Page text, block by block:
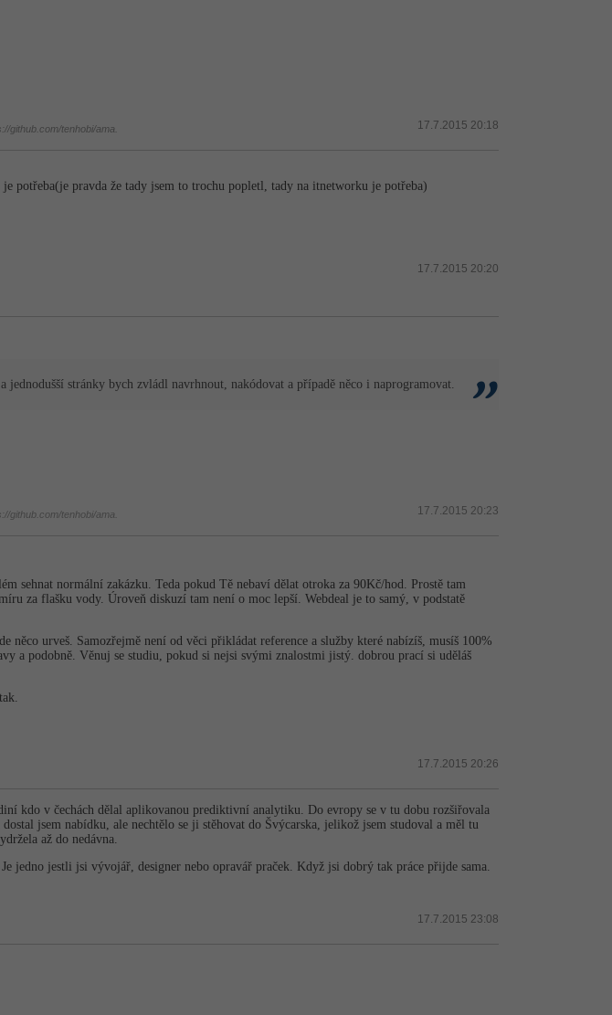
17.7.2015 20:18
github.com/tenhobi/ama.
potřeba(je pravda že tady jsem to trochu popletl, tady na itnetworku je potřeba)
17.7.2015 20:20
stránky bych zvládl navrhnout, nakódovat a případě něco i naprogramovat.
17.7.2015 20:23
github.com/tenhobi/ama.
sehnat normální zakázku. Teda pokud Tě nebaví dělat otroka za 90Kč/hod. Prostě tam
za flašku vody. Úroveň diskuzí tam není o moc lepší. Webdeal je to samý, v podstatě
něco urveš. Samozřejmě není od věci přikládat reference a služby které nabízíš, musíš 100%
a podobně. Věnuj se studiu, pokud si nejsi svými znalostmi jistý. dobrou prací si uděláš
17.7.2015 20:26
kdo v čechách dělal aplikovanou prediktivní analytiku. Do evropy se v tu dobu rozšiřovala
jsem nabídku, ale nechtělo se ji stěhovat do Švýcarska, jelikož jsem studoval a měl tu
až do nedávna.
jedno jestli jsi vývojář, designer nebo opravář praček. Když jsi dobrý tak práce přijde sama.
17.7.2015 23:08